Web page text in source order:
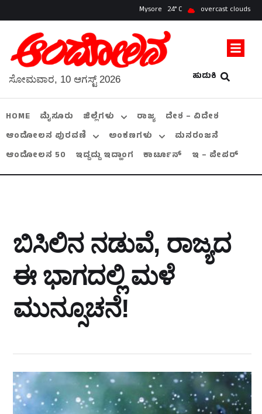
Mysore 24 overcast clouds
ಹುಡುಕಿ
ಸೋಮವಾರ, 10 ಆಗಸ್ಟ್ 2026
HOME ಮೈಸೂರು ಜಿಲ್ಲೆಗಳು ರಾಜ್ಯ
ದೇಶ – ವಿದೇಶ
ಆಂದೋಲನ ಪುರವಣಿ
ಅಂಕಣಗಳು
ಮನರಂಜನೆ
ಆಂದೋಲನ 50
ಇದ್ದದ್ದು ಇದ್ಹಾಂಗ ಕಾರ್ಟೂನ್ ಇ – ಪೇಪರ್
ಬಿಸಿಲಿನ ನಡುವೆ, ರಾಜ್ಯದ
ಈ ಭಾಗದಲ್ಲಿ ಮಳೆ
ಮುನ್ಸೂಚನೆ!